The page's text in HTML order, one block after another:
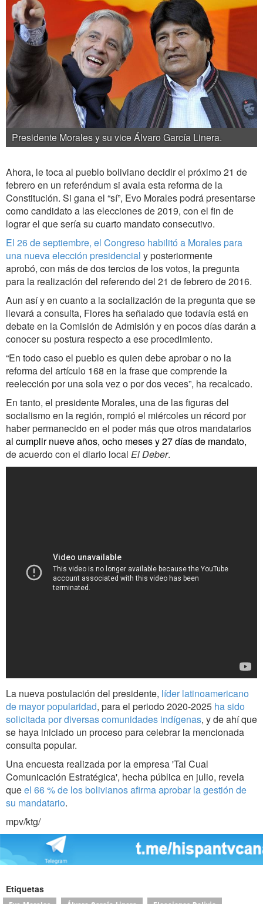
Presidente Morales y su vice Álvaro García Linera.
Ahora, le toca al pueblo boliviano decidir el próximo 21 de
febrero en un referéndum si avala esta reforma de la
Constitución. Si gana el “sí”, Evo Morales podrá presentarse
como candidato a las elecciones de 2019, con el fin de
lograr el que sería su cuarto mandato consecutivo.
El 26 de septiembre, el Congreso habilitó a Morales para
una nueva elección presidencial y posteriormente
aprobó, con más de dos tercios de los votos, la pregunta
para la realización del referendo del 21 de febrero de 2016.
Aun así y en cuanto a la socialización de la pregunta que se
llevará a consulta, Flores ha señalado que todavía está en
debate en la Comisión de Admisión y en pocos días darán a
conocer su postura respecto a ese procedimiento.
“En todo caso el pueblo es quien debe aprobar o no la
reforma del artículo 168 en la frase que comprende la
reelección por una sola vez o por dos veces”, ha recalcado.
En tanto, el presidente Morales, una de las figuras del
socialismo en la región, rompió el miércoles un récord por
haber permanecido en el poder más que otros mandatarios
al cumplir nueve años, ocho meses y 27 días de mandato,
de acuerdo con el diario local El Deber.
La nueva postulación del presidente, líder latinoamericano
de mayor popularidad, para el periodo 2020-2025 ha sido
solicitada por diversas comunidades indígenas, y de ahí que
se haya iniciado un proceso para celebrar la mencionada
consulta popular.
Una encuesta realizada por la empresa 'Tal Cual
Comunicación Estratégica', hecha pública en julio, revela
queel 66 % de los bolivianos afirma aprobar la gestión de
su mandatario.
mpv/ktg/
Etiquetas